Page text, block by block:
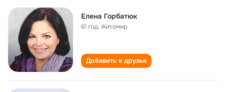
Елена Горбатюк
61 год,Житомир
Добавить в друзья